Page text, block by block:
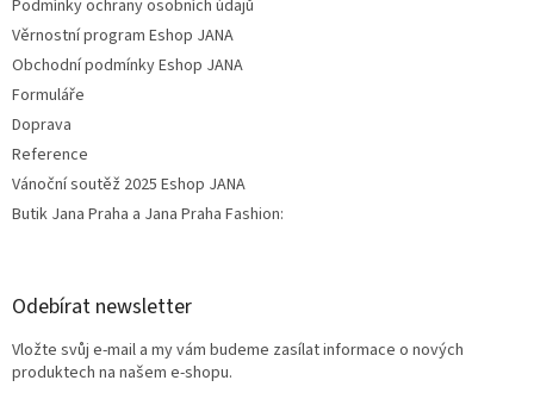
Podmínky ochrany osobních údajů
Věrnostní program Eshop JANA
Obchodní podmínky Eshop JANA
Formuláře
Doprava
Reference
Vánoční soutěž 2025 Eshop JANA
Butik Jana Praha a Jana Praha Fashion:
Odebírat newsletter
Vložte svůj e-mail a my vám budeme zasílat informace o nových
produktech na našem e-shopu.